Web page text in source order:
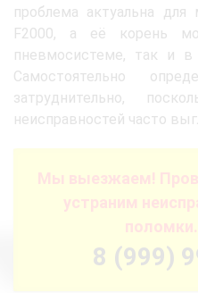
проблема актуальна
F2000, а её корень
пневмосистеме, так и в
Самостоятельно
затруднительно,
неисправностей часто
Мы выезжаем!
устраним
8 (999)